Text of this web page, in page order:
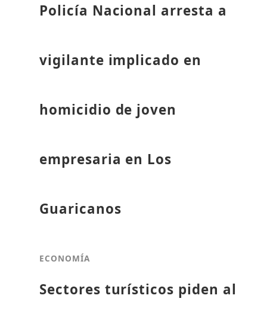
Policía Nacional arresta a
vigilante implicado en
homicidio de joven
empresaria en Los
Guaricanos
ECONOMÍA
Sectores turísticos piden al